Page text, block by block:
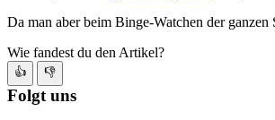
Da man aber beim Binge-Watchen der
Wie fandest du den Artikel?
👍 👎
Folgt uns